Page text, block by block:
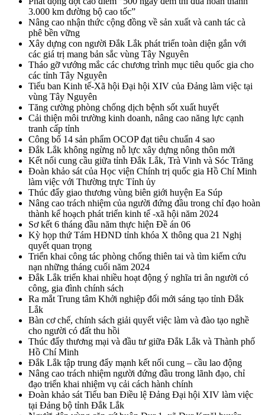
3.000 km đường bộ cao tốc”
Nâng cao nhận thức cộng đồng về sản xuất và canh tác cà
phê bền vững
Xây dựng con người Đắk Lắk phát triển toàn diện gắn với
các giá trị mang bản sắc vùng Tây Nguyên
Tháo gỡ vướng mắc các chương trình mục tiêu quốc gia cho
các tỉnh Tây Nguyên
Tiểu ban Kinh tế-Xã hội Đại hội XIV của Đảng làm việc tại
vùng Tây Nguyên
Tăng cường phòng chống dịch bệnh sốt xuất huyết
Cải thiện môi trường kinh doanh, nâng cao năng lực cạnh
tranh cấp tỉnh
Công bố 14 sản phẩm OCOP đạt tiêu chuẩn 4 sao
Đắk Lắk không ngừng nỗ lực xây dựng nông thôn mới
Kết nối cung cầu giữa tỉnh Đắk Lắk, Trà Vinh và Sóc Trăng
Đoàn khảo sát của Học viện Chính trị quốc gia Hồ Chí Minh
làm việc với Thường trực Tỉnh ủy
Thúc đẩy giao thương vùng biên giới huyện Ea Súp
Nâng cao trách nhiệm của người đứng đầu trong chỉ đạo hoàn
thành kế hoạch phát triển kinh tế -xã hội năm 2024
Sơ kết 6 tháng đầu năm thực hiện Đề án 06
Kỳ họp thứ Tám HĐND tỉnh khóa X thông qua 21 Nghị
quyết quan trọng
Triển khai công tác phòng chống thiên tai và tìm kiếm cứu
nạn những tháng cuối năm 2024
Đắk Lắk triển khai nhiều hoạt động ý nghĩa tri ân người có
công, gia đình chính sách
Ra mắt Trung tâm Khởi nghiệp đổi mới sáng tạo tỉnh Đắk
Lắk
Bàn cơ chế, chính sách giải quyết việc làm và đào tạo nghề
cho người có đất thu hồi
Thúc đẩy thương mại và đầu tư giữa Đắk Lắk và Thành phố
Hồ Chí Minh
Đắk Lắk tập trung đẩy mạnh kết nối cung – cầu lao động
Nâng cao trách nhiệm người đứng đầu trong lãnh đạo, chỉ
đạo triển khai nhiệm vụ cải cách hành chính
Đoàn khảo sát Tiểu ban Điều lệ Đảng Đại hội XIV làm việc
tại Đảng bộ tỉnh Đắk Lắk